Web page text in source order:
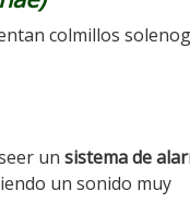
colmillos
un sistema de
un sonido muy